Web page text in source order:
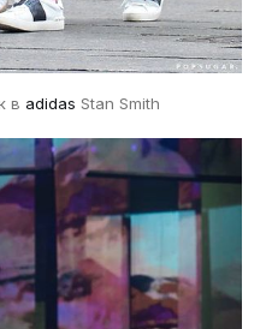
в adidas Stan Smith